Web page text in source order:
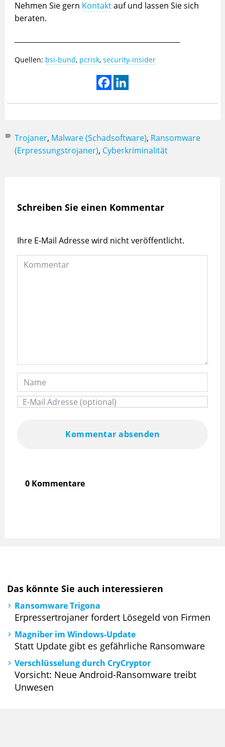
Nehmen Sie gern Kontaktauf und lassen Sie sich
beraten.
Quellen: bsi-bund, pcrisk, security-insider
Trojaner, Malware (Schadsoftware), Ransomware
(Erpressungstrojaner), Cyberkriminalität
Schreiben Sie einen Kommentar
Ihre E-Mail Adresse wird nicht veröffentlicht.
Kommentar absenden
0 Kommentare
Das könnte Sie auch interessieren
Ransomware Trigona
Erpressertrojaner fordert Lösegeld von Firmen
Magniber im Windows-Update
Statt Update gibt es gefährliche Ransomware
Verschlüsselung durch CryCryptor
Vorsicht: Neue Android-Ransomware treibt
Unwesen